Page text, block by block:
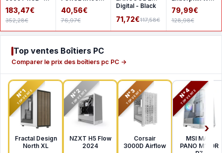
White
183,47€
352,28€
- Black
40,56€
76,97€
Digital - Black
71,72€117,58€
- White
79,99€
128,98€
Top ventes Boîtiers PC
Comparer le prix des boîtiers pc PC →
N°1
TOP VENTE
Fractal Design
North XL
N°2
TOP VENTE
NZXT H5 Flow
2024
N°3
TOP VENTE
Corsair
3000D Airflow
N°4
TOP VENTE
MSI MAG
PANO M100R